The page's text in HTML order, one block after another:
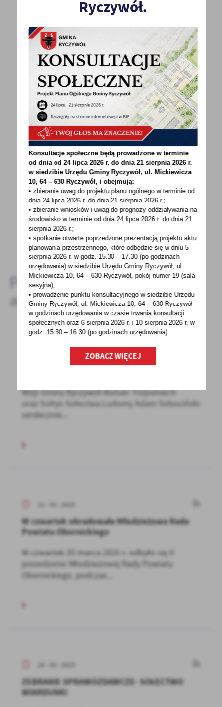
POWRÓT UDOSTĘPNIJ
POPRZEDNI NASTĘPNY
Spodobała Ci się informacja? Zostaw nam swoją opinię
- to dla Ciebie staramy się być najlepsi, a Twoje zdanie
bardzo nam w tym pomoże!
DODAJ KOMENTARZ
Pozostałe
aktualności
ZEBRANIE SPRAWOZDAWCZE- SOŁECTWO
Wójt Gminy Ryczywół Roman Trzęsimiech
oraz Sołtys Sołectwa Ludomy Adam Sobociński
serdecznie...
W czwartek obradowała Młodzieżowa Rada
Powiatu Obornickiego
W czwartek 20 marca 2025 r. odbyło się II
posiedzenie Młodzieżowej Rady Powiatu
Obornickiego, podczas...
ZEBRANIE SPRAWOZDAWCZE- SOŁECTWO
WIARDUNKI
Ryczywół.
Konsultacje społeczne będą prowadzone w terminie
od dnia od 24 lipca 2026 r. do dnia 21 sierpnia 2026 r.
w siedzibie Urzędu Gminy Ryczywół, ul. Mickiewicza
10, 64 – 630 Ryczywół, i obejmują:
• zbieranie uwag do projektu planu ogólnego w terminie od
dnia 24 lipca 2026 r. do dnia 21 sierpnia 2026 r.;
• zbieranie wniosków i uwag do prognozy oddziaływania na
środowisko w terminie od dnia 24 lipca 2026 r. do dnia 21
sierpnia 2026 r.;
• spotkanie otwarte poprzedzone prezentacją projektu aktu
planowania przestrzennego, które odbędzie się w dniu 5
sierpnia 2026 r.w godz. 15.30 – 17.30 (po godzinach
urzędowania) w siedzibie Urzędu Gminy Ryczywół, ul.
Mickiewicza 10, 64 – 630 Ryczywół, pokójnumer 19 (sala
sesyjna),
• prowadzenie punktu konsultacyjnego w siedzibie Urzędu
Gminy Ryczywół, ul. Mickiewicza 10, 64 – 630 Ryczywół
w godzinachurzędowania w czasie trwania konsultacji
społecznych oraz 6 sierpnia 2026 r. i 10 sierpnia 2026 r. w
godz. 15.30 – 16.30 (po godzinachurzędowania).
ZOBACZ WIĘCEJ